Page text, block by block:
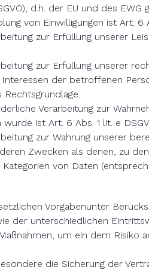
d.h. der EU und des
von Einwilligungen ist Art. 6
zur Erfüllung unserer
zur Erfüllung unserer
der betroffenen
Rechtsgrundlage.
Verarbeitung zur
ist Art. 6 Abs. 1 lit. e
zur Wahrung unserer
Zwecken als denen, zu
von Daten
Vorgabenunter
der unterschiedlichen
um ein dem Risiko
die Sicherung der